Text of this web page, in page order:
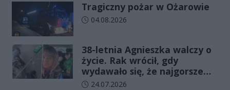
Tragiczny pożar w Ożarowie
Data dodania artykułu:
04.08.2026
38-letnia Agnieszka walczy o
życie. Rak wrócił, gdy
wydawało się, że najgorsze
już minęło
Data dodania artykułu:
24.07.2026